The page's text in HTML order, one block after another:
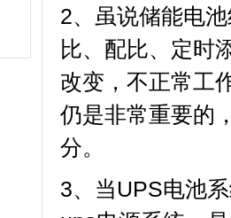
2、虽说储能电
比、配比、定时
改变，不正常工
仍是非常重要的
分。
3、当UPS电池